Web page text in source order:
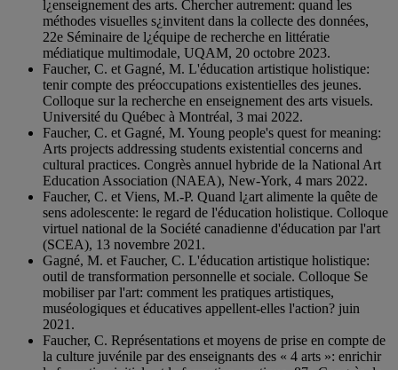
l¿enseignement des arts. Chercher autrement: quand les
méthodes visuelles s¿invitent dans la collecte des données,
22e Séminaire de l¿équipe de recherche en littératie
médiatique multimodale, UQAM, 20 octobre 2023.
Faucher, C. et Gagné, M. L'éducation artistique holistique:
tenir compte des préoccupations existentielles des jeunes.
Colloque sur la recherche en enseignement des arts visuels.
Université du Québec à Montréal, 3 mai 2022.
Faucher, C. et Gagné, M. Young people's quest for meaning:
Arts projects addressing students existential concerns and
cultural practices. Congrès annuel hybride de la National Art
Education Association (NAEA), New-York, 4 mars 2022.
Faucher, C. et Viens, M.-P. Quand l¿art alimente la quête de
sens adolescente: le regard de l'éducation holistique. Colloque
virtuel national de la Société canadienne d'éducation par l'art
(SCEA), 13 novembre 2021.
Gagné, M. et Faucher, C. L'éducation artistique holistique:
outil de transformation personnelle et sociale. Colloque Se
mobiliser par l'art: comment les pratiques artistiques,
muséologiques et éducatives appellent-elles l'action? juin
2021.
Faucher, C. Représentations et moyens de prise en compte de
la culture juvénile par des enseignants des « 4 arts »: enrichir